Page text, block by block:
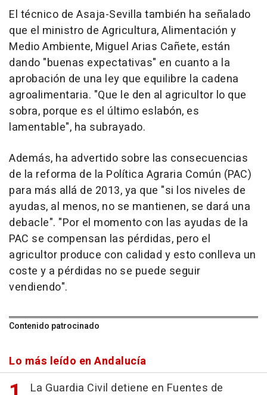
El técnico de Asaja-Sevilla también ha señalado
que el ministro de Agricultura, Alimentación y
Medio Ambiente, Miguel Arias Cañete, están
dando "buenas expectativas" en cuanto a la
aprobación de una ley que equilibre la cadena
agroalimentaria. "Que le den al agricultor lo que
sobra, porque es el último eslabón, es
lamentable", ha subrayado.
Además, ha advertido sobre las consecuencias
de la reforma de la Política Agraria Común (PAC)
para más allá de 2013, ya que "si los niveles de
ayudas, al menos, no se mantienen, se dará una
debacle". "Por el momento con las ayudas de la
PAC se compensan las pérdidas, pero el
agricultor produce con calidad y esto conlleva un
coste y a pérdidas no se puede seguir
vendiendo".
Contenido patrocinado
Lo más leído en Andalucía
La Guardia Civil detiene en Fuentes de